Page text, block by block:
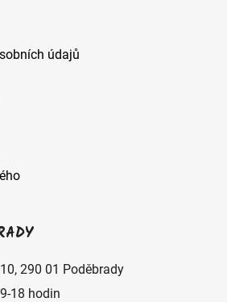
údajů
290 01 Poděbrady
18 hodin